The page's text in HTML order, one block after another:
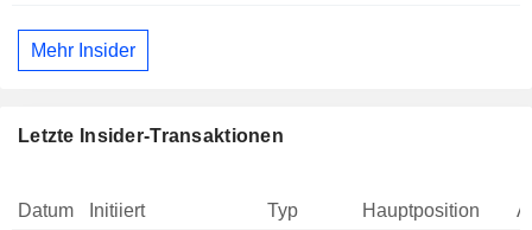
Mehr Insider
Letzte Insider-Transaktionen
Datum Initiiert Typ Hauptposition